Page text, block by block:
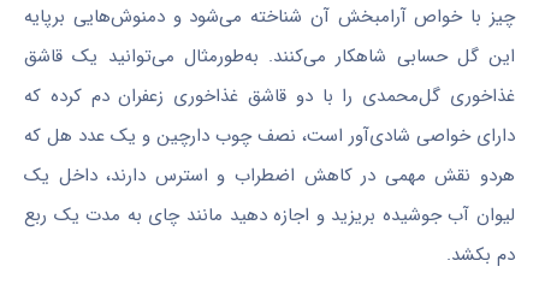
چیز با خواص آرامبخش آن شناخته می‌شود و دمنوش‌هایی برپایه
این گل حسابی شاهکار می‌کنند. به‌طورمثال می‌توانید یک قاشق
غذاخوری گل‌محمدی را با دو قاشق غذاخوری زعفران دم کرده که
دارای خواصی شادی‌آور است، نصف چوب دارچین و یک عدد هل که
هردو نقش مهمی در کاهش اضطراب و استرس دارند، داخل یک
لیوان آب جوشیده بریزید و اجازه دهید مانند چای به مدت یک ربع
دم بکشد.